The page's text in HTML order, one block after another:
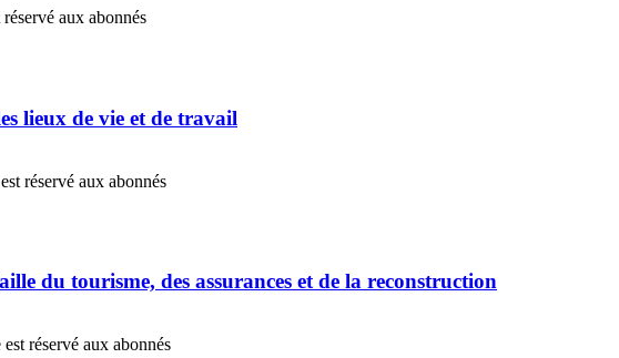
aux abonnés
lieux de vie et de travail
réservé aux abonnés
du tourisme, des assurances et de la reconstruction
réservé aux abonnés